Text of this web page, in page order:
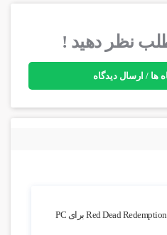
نظر دهید !
ها / ارسال دیدگاه